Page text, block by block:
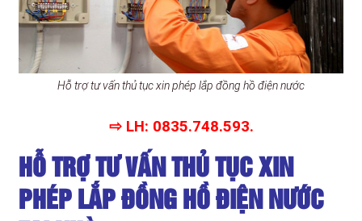
Hỗ trợ tư vấn thủ tục xin phép lắp đồng hồ điện nước
⇨ LH: 0835.748.593.
HỖ TRỢ TƯ VẤN THỦ TỤC XIN
PHÉP LẮP ĐỒNG HỒ ĐIỆN NƯỚC